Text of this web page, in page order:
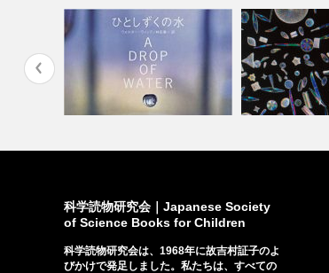
書房、199…
さな・ガラス…
科学読物研究会｜Japanese Society
of Science Books for Children
科学読物研究会は、1968年に故吉村証子のよ
びかけで発足しました。私たちは、すべての